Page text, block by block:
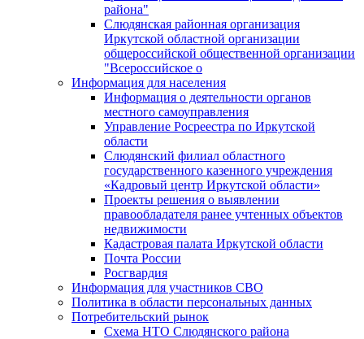
района"
Слюдянская районная организация
Иркутской областной организации
общероссийской общественной организации
"Всероссийское о
Информация для населения
Информация о деятельности органов
местного самоуправления
Управление Росреестра по Иркутской
области
Слюдянский филиал областного
государственного казенного учреждения
«Кадровый центр Иркутской области»
Проекты решения о выявлении
правообладателя ранее учтенных объектов
недвижимости
Кадастровая палата Иркутской области
Почта России
Росгвардия
Информация для участников СВО
Политика в области персональных данных
Потребительский рынок
Схема НТО Слюдянского района